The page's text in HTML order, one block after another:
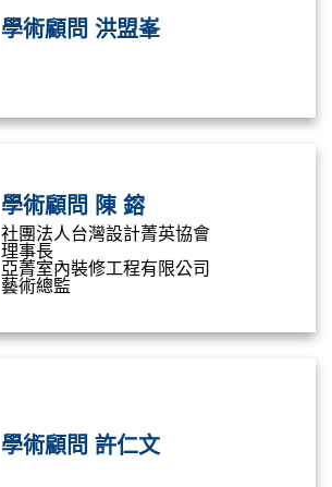
學術顧問 洪盟峯
學術顧問 陳 鎔
社團法人台灣設計菁英協會
理事長
亞菁室內裝修工程有限公司
藝術總監
學術顧問 許仁文